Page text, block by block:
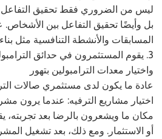
ليس من الضروري فقط تحقيق التفاعل
بل وأيضًا تحقيق التفاعل بين الأشخاص.
المسابقات والأنشطة التنافسية مثل
3. يقوم المستثمرون في حدائق
واختيار معدات الترامبولين بتهور
عادة ما يكون لدى مستثمري صالات
اختيار مشاريع الترفيه: عندما يرون
مكان ما ويشعرون بالرضا بعد تجربته،
أو الاستثمار. ومع ذلك، بعد تشغيل